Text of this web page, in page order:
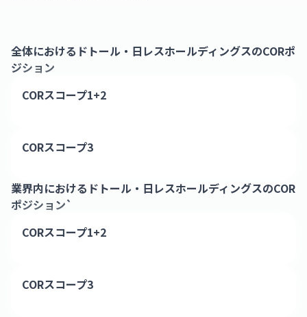
全体における ドトール・日レスホールディングスのCORポ
ジション
CORスコープ1+2
CORスコープ3
業界内における ドトール・日レスホールディングスのCOR
ポジション`
CORスコープ1+2
CORスコープ3